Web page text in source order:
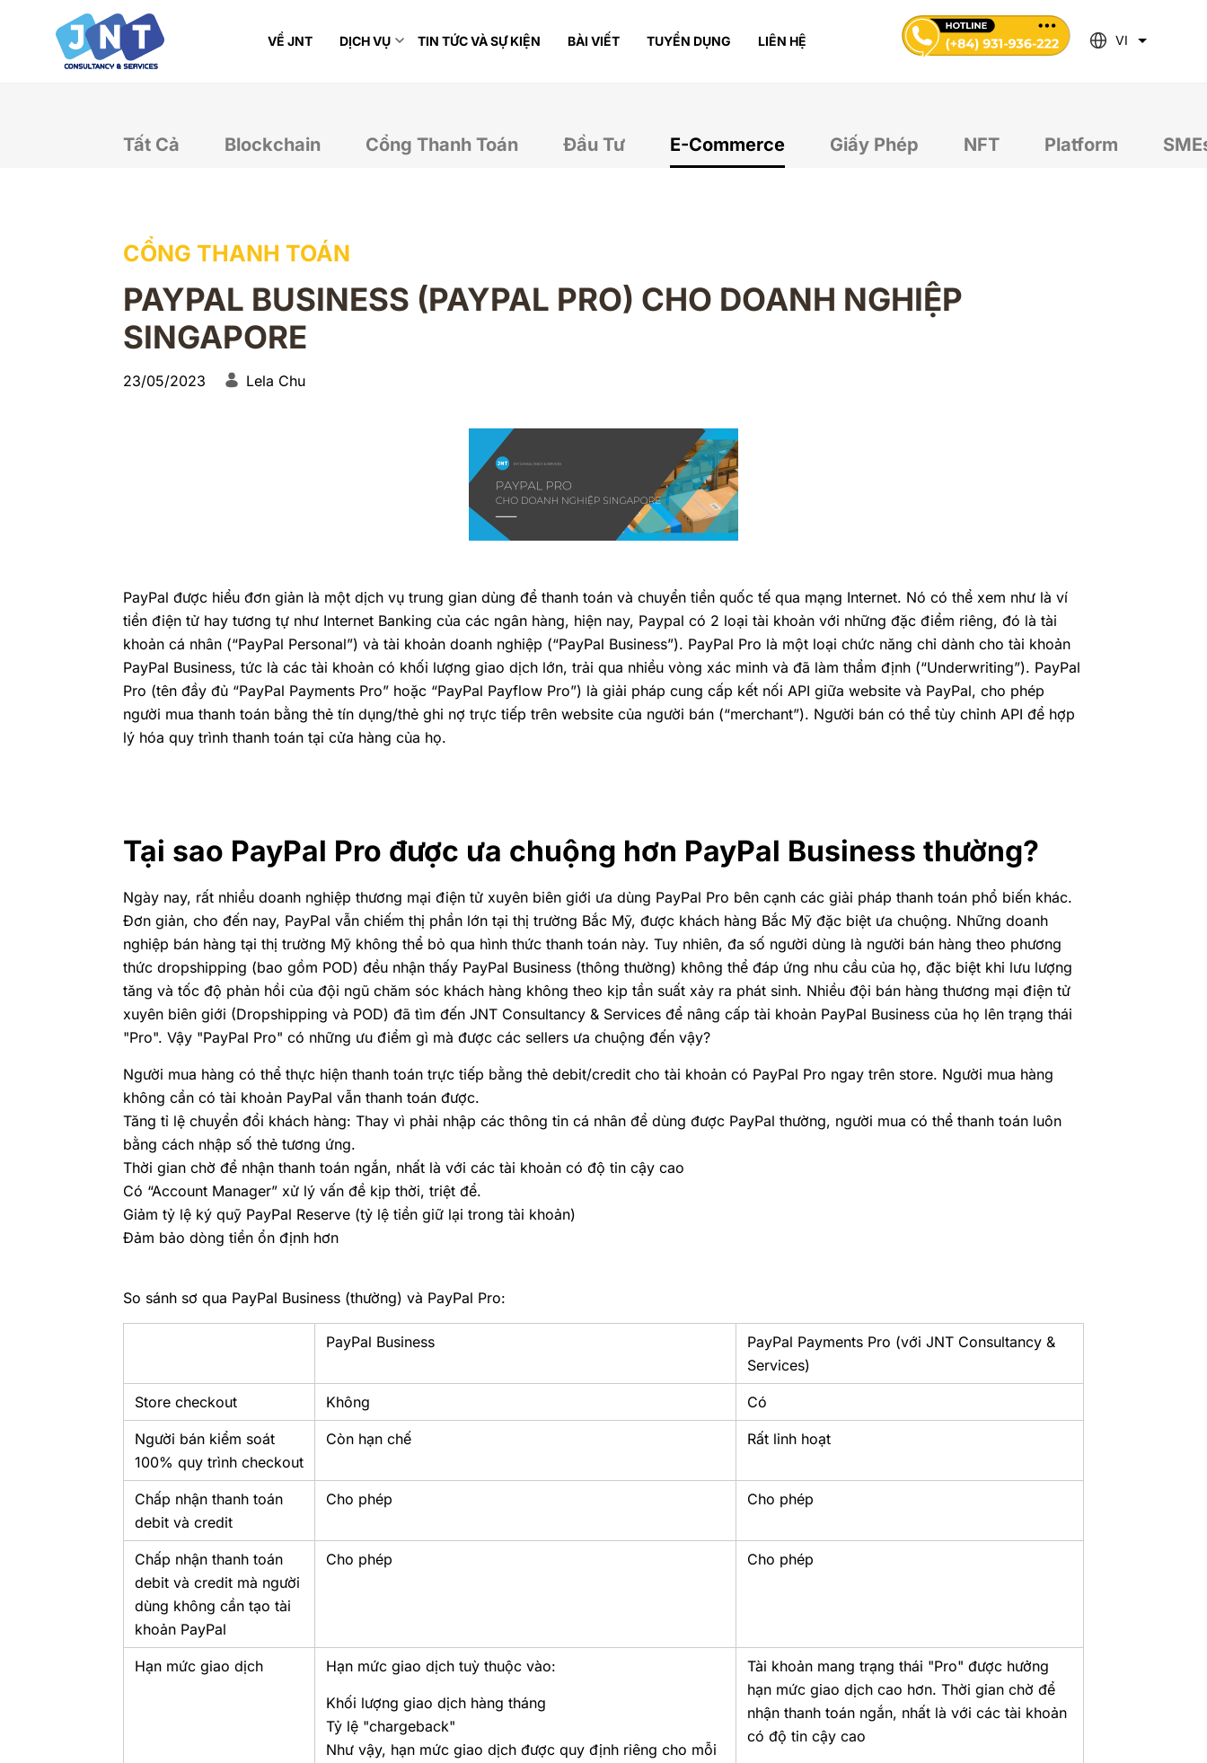
VỀ JNT DỊCH VỤ TIN TỨC VÀ SỰ KIỆN BÀI VIẾT TUYỂN DỤNG LIÊN HỆ VI
Tất Cả Blockchain Cổng Thanh Toán Đầu Tư E-Commerce Giấy Phép NFT Platform
CỔNG THANH TOÁN
PAYPAL BUSINESS (PAYPAL PRO) CHO DOANH NGHIỆP
SINGAPORE
23/05/2023 Lela Chu
PayPal được hiểu đơn giản là một dịch vụ trung gian dùng để thanh toán và chuyển tiền quốc tế qua mạng Internet. Nó có thể xem như là ví
tiền điện tử hay tương tự như Internet Banking của các ngân hàng, hiện nay, Paypal có 2 loại tài khoản với những đặc điểm riêng, đó là tài
khoản cá nhân (“PayPal Personal”) và tài khoản doanh nghiệp (“PayPal Business”). PayPal Pro là một loại chức năng chỉ dành cho tài khoản
PayPal Business, tức là các tài khoản có khối lượng giao dịch lớn, trải qua nhiều vòng xác minh và đã làm thẩm định (“Underwriting”). PayPal
Pro (tên đầy đủ “PayPal Payments Pro” hoặc “PayPal Payflow Pro”) là giải pháp cung cấp kết nối API giữa website và PayPal, cho phép
người mua thanh toán bằng thẻ tín dụng/thẻ ghi nợ trực tiếp trên website của người bán (“merchant”). Người bán có thể tùy chỉnh API để hợp
lý hóa quy trình thanh toán tại cửa hàng của họ.
Tại sao PayPal Pro được ưa chuộng hơn PayPal Business thường?
Ngày nay, rất nhiều doanh nghiệp thương mại điện tử xuyên biên giới ưa dùng PayPal Pro bên cạnh các giải pháp thanh toán phổ biến khác.
Đơn giản, cho đến nay, PayPal vẫn chiếm thị phần lớn tại thị trường Bắc Mỹ, được khách hàng Bắc Mỹ đặc biệt ưa chuộng. Những doanh
nghiệp bán hàng tại thị trường Mỹ không thể bỏ qua hình thức thanh toán này. Tuy nhiên, đa số người dùng là người bán hàng theo phương
thức dropshipping (bao gồm POD) đều nhận thấy PayPal Business (thông thường) không thể đáp ứng nhu cầu của họ, đặc biệt khi lưu lượng
tăng và tốc độ phản hồi của đội ngũ chăm sóc khách hàng không theo kịp tần suất xảy ra phát sinh. Nhiều đội bán hàng thương mại điện tử
xuyên biên giới (Dropshipping và POD) đã tìm đến JNT Consultancy & Services để nâng cấp tài khoản PayPal Business của họ lên trạng thái
"Pro". Vậy "PayPal Pro" có những ưu điểm gì mà được các sellers ưa chuộng đến vậy?
Người mua hàng có thể thực hiện thanh toán trực tiếp bằng thẻ debit/credit cho tài khoản có PayPal Pro ngay trên store. Người mua hàng
không cần có tài khoản PayPal vẫn thanh toán được.
Tăng tỉ lệ chuyển đổi khách hàng: Thay vì phải nhập các thông tin cá nhân để dùng được PayPal thường, người mua có thể thanh toán luôn
bằng cách nhập số thẻ tương ứng.
Thời gian chờ để nhận thanh toán ngắn, nhất là với các tài khoản có độ tin cậy cao
Có “Account Manager” xử lý vấn đề kịp thời, triệt để.
Giảm tỷ lệ ký quỹ PayPal Reserve (tỷ lệ tiền giữ lại trong tài khoản)
Đảm bảo dòng tiền ổn định hơn
So sánh sơ qua PayPal Business (thường) và PayPal Pro:
PayPal Business
PayPal Payments Pro (với JNT Consultancy &
Services)
Store checkout Không Có
Người bán kiểm soát
100% quy trình checkout
Còn hạn chế Rất linh hoạt
Chấp nhận thanh toán
debit và credit
Cho phép Cho phép
Chấp nhận thanh toán
debit và credit mà người
dùng không cần tạo tài
khoản PayPal
Cho phép Cho phép
Hạn mức giao dịch Hạn mức giao dịch tuỳ thuộc vào:
Khối lượng giao dịch hàng tháng
Tỷ lệ "chargeback"
Như vậy, hạn mức giao dịch được quy định riêng cho mỗi
Tài khoản mang trạng thái "Pro" được hưởng
hạn mức giao dịch cao hơn. Thời gian chờ để
nhận thanh toán ngắn, nhất là với các tài khoản
có độ tin cậy cao